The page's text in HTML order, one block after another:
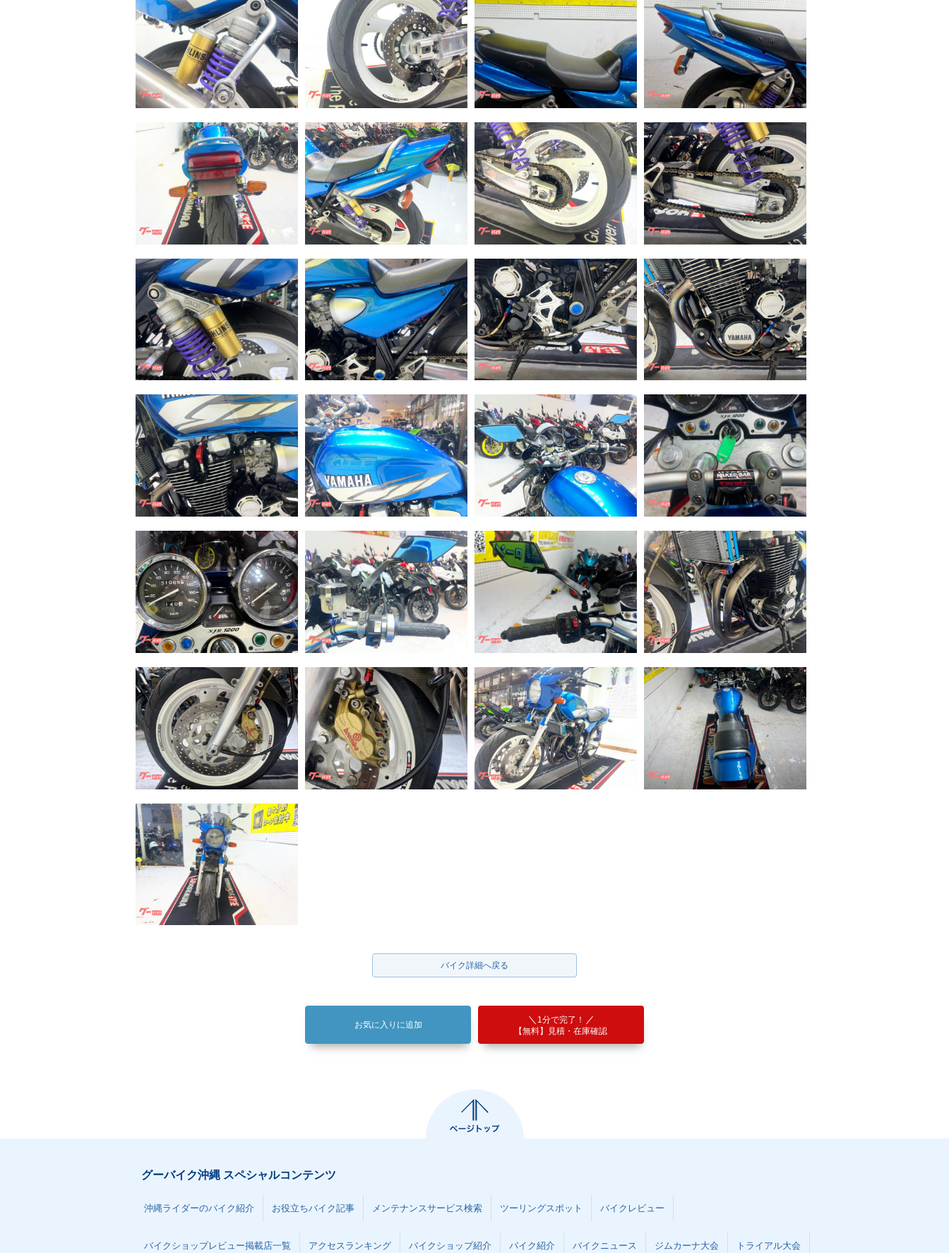
バイク詳細へ戻る
お気に入りに追加
1分で完了！
【無料】見積・在庫確認
グーバイク沖縄 スペシャルコンテンツ
沖縄ライダーのバイク紹介 お役立ちバイク記事 メンテナンスサービス検索 ツーリングスポット バイクレビュー
バイクショップレビュー掲載店一覧 アクセスランキング バイクショップ紹介 バイク紹介 バイクニュース ジムカーナ大会 トライアル大会